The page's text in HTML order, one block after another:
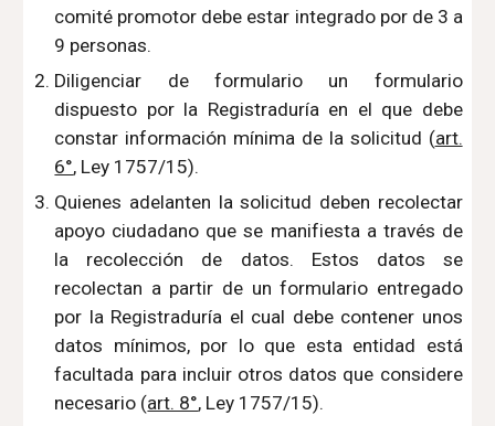
comité promotor debe estar integrado por de 3 a
9 personas.
Diligenciar de formulario un formulario
dispuesto por la Registraduría en el que debe
constar información mínima de la solicitud (art.
6°, Ley 1757/15).
Quienes adelanten la solicitud deben recolectar
apoyo ciudadano que se manifiesta a través de
la recolección de datos. Estos datos se
recolectan a partir de un formulario entregado
por la Registraduría el cual debe contener unos
datos mínimos, por lo que esta entidad está
facultada para incluir otros datos que considere
necesario (art. 8°, Ley 1757/15).